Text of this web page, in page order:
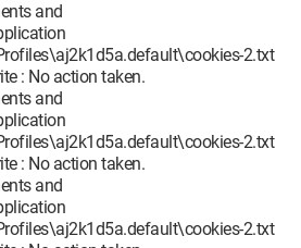
and
2.txt
: No action taken.
and
2.txt
: No action taken.
and
2.txt